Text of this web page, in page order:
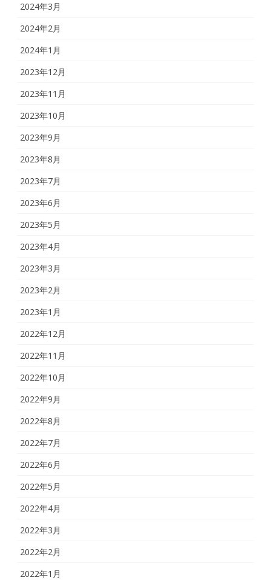
2024年3月
2024年2月
2024年1月
2023年12月
2023年11月
2023年10月
2023年9月
2023年8月
2023年7月
2023年6月
2023年5月
2023年4月
2023年3月
2023年2月
2023年1月
2022年12月
2022年11月
2022年10月
2022年9月
2022年8月
2022年7月
2022年6月
2022年5月
2022年4月
2022年3月
2022年2月
2022年1月